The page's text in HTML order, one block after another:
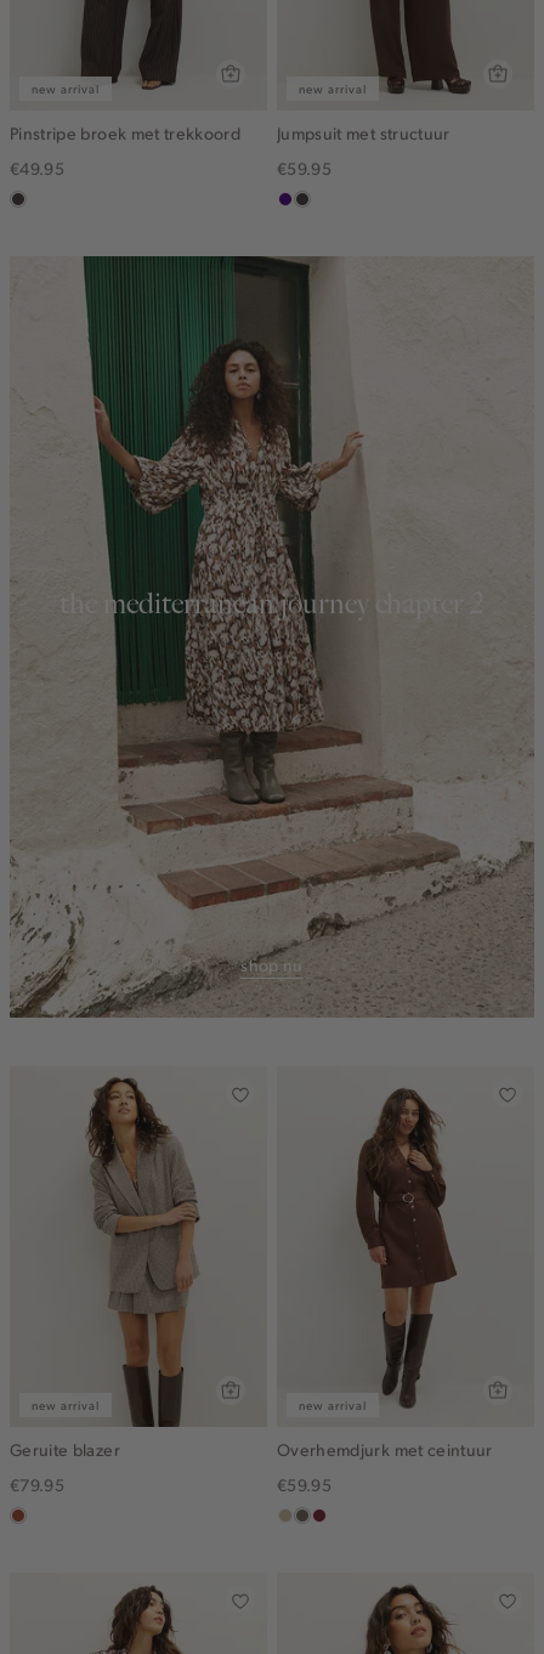
new arrival
Pinstripe broek met trekkoord
€49.95
choco
new arrival
Jumpsuit met structuur
€59.95
indigochoco
the mediterranean journey chapter 2
shop nu
new arrival
Geruite blazer
€79.95
bruin
new arrival
Overhemdjurk met ceintuur
€59.95
lichtzand
middenbruin
bordeaux